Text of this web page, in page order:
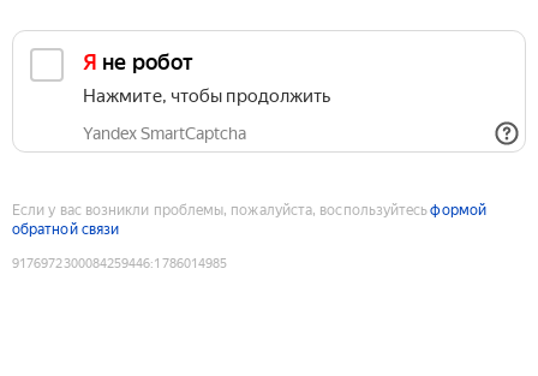
Я не робот
Нажмите, чтобы продолжить
Yandex SmartCaptcha
Если у вас возникли проблемы, пожалуйста, воспользуйтесьформой
обратной связи
9176972300084259446:1786014985